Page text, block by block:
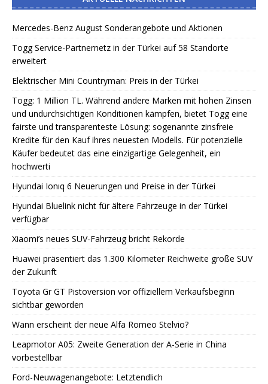
Mercedes-Benz August Sonderangebote und Aktionen
Togg Service-Partnernetz in der Türkei auf 58 Standorte
erweitert
Elektrischer Mini Countryman: Preis in der Türkei
Togg: 1 Million TL. Während andere Marken mit hohen Zinsen
und undurchsichtigen Konditionen kämpfen, bietet Togg eine
fairste und transparenteste Lösung: sogenannte zinsfreie
Kredite für den Kauf ihres neuesten Modells. Für potenzielle
Käufer bedeutet das eine einzigartige Gelegenheit, ein
hochwerti
Hyundai Ionıq 6 Neuerungen und Preise in der Türkei
Hyundai Bluelink nicht für ältere Fahrzeuge in der Türkei
verfügbar
Xiaomi’s neues SUV-Fahrzeug bricht Rekorde
Huawei präsentiert das 1.300 Kilometer Reichweite große SUV
der Zukunft
Toyota Gr GT Pistoversion vor offiziellem Verkaufsbeginn
sichtbar geworden
Wann erscheint der neue Alfa Romeo Stelvio?
Leapmotor A05: Zweite Generation der A-Serie in China
vorbestellbar
Ford-Neuwagenangebote: Letztendlich